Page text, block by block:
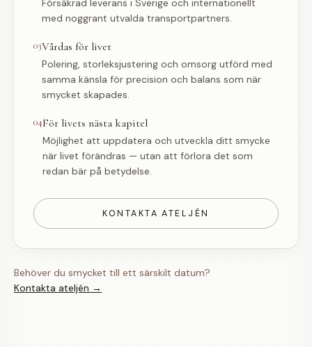
Försäkrad leverans i Sverige och internationellt
med noggrant utvalda transportpartners.
03Vårdas för livet
Polering, storleksjustering och omsorg utförd med
samma känsla för precision och balans som när
smycket skapades.
04För livets nästa kapitel
Möjlighet att uppdatera och utveckla ditt smycke
när livet förändras — utan att förlora det som
redan bär på betydelse.
KONTAKTA ATELJÉN
Behöver du smycket till ett särskilt datum?
Kontakta ateljén →